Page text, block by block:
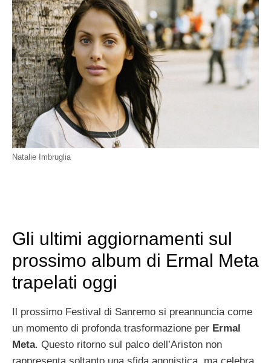
Natalie Imbruglia
Gli ultimi aggiornamenti sul
prossimo album di Ermal Meta
trapelati oggi
Il prossimo Festival di Sanremo si preannuncia come
un momento di profonda trasformazione per Ermal
Meta. Questo ritorno sul palco dell’Ariston non